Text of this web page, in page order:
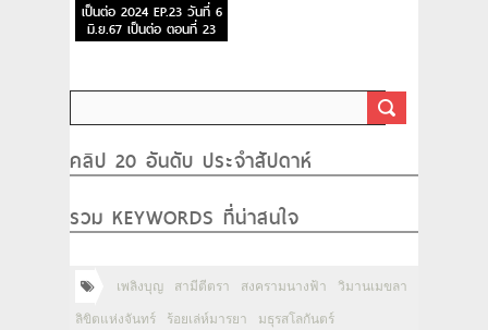
เป็นต่อ 2024 EP.23 วันที่ 6
มิ.ย.67 เป็นต่อ ตอนที่ 23
คลิป 20 อันดับ ประจำสัปดาห์
รวม KEYWORDS ที่น่าสนใจ
เพลิงบุญ สามีตีตรา สงครามนางฟ้า วิมานเมขลา
ลิขิตแห่งจันทร์ ร้อยเล่ห์มารยา มธุรสโลกันตร์